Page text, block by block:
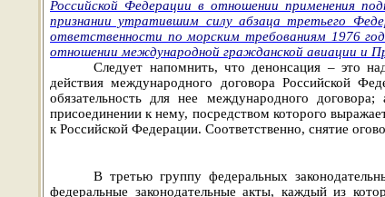
Российской Федерации в отношении применения
признании утратившим силу абзаца третьего
ответственности по морским требованиям 1976
отношении международной гражданской авиации и
Следует напомнить, что денонсация – это
действия международного договора Российской
обязательность для нее международного
присоединении к нему, посредством которого
к Российской Федерации. Соответственно, снятие
В третью группу федеральных
федеральные законодательные акты, каждый из